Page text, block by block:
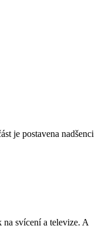
je postavena nadšenci
svícení a televize. A